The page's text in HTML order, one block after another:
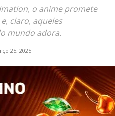
o anime promete
claro, aqueles
mundo adora.
25, 2025